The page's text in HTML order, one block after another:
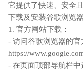
它提供了快速、安全
下载及安装谷歌浏览
1. 官方网站下载：
- 访问谷歌浏览器的官
https://
- 在页面顶部导航栏中